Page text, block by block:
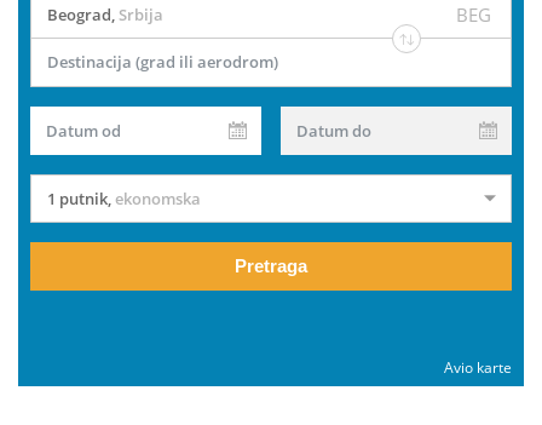
Beograd Srbija BEG
Destinacija (grad ili aerodrom)
Datum od Datum do
1 putnik ekonomska
Pretraga
Avio karte